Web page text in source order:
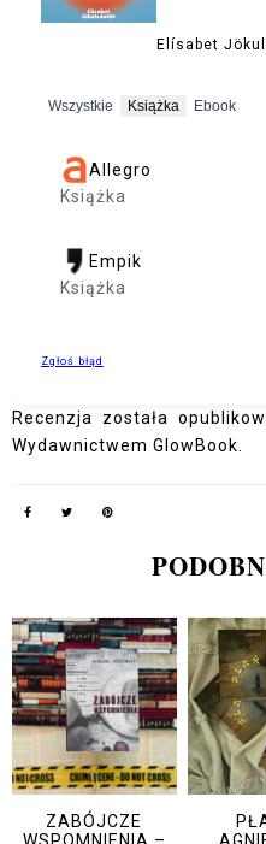
Recenzja została
Wydawnictwem GlowBook.
ZABÓJCZE